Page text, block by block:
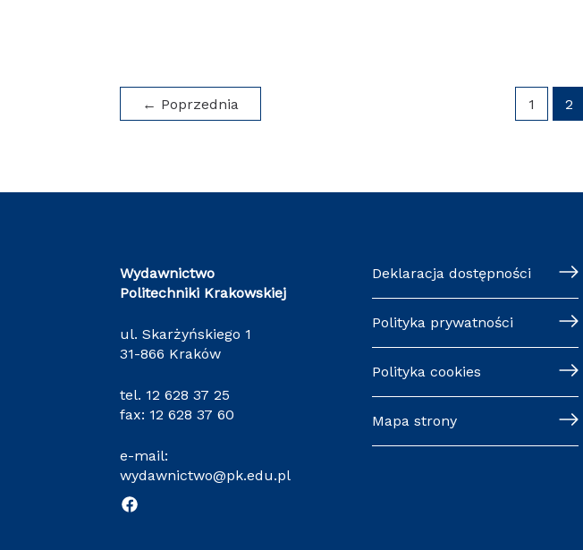
← Poprzednia 1 2
Wydawnictwo
Politechniki Krakowskiej
ul. Skarżyńskiego 1
31-866 Kraków
tel. 12 628 37 25
fax: 12 628 37 60
e-mail:
wydawnictwo@pk.edu.pl
Deklaracja dostępności
Polityka prywatności
Polityka cookies
Mapa strony